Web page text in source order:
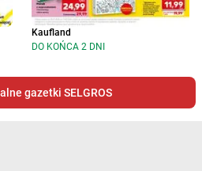
Kaufland
DO KOŃCA 2 DNI
gazetki SELGROS